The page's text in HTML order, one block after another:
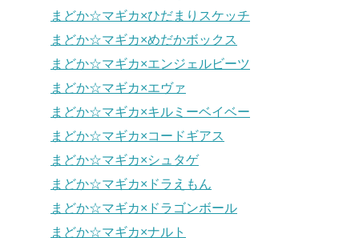
まどか☆マギカ×ひだまりスケッチ
まどか☆マギカ×めだかボックス
まどか☆マギカ×エンジェルビーツ
まどか☆マギカ×エヴァ
まどか☆マギカ×キルミーベイベー
まどか☆マギカ×コードギアス
まどか☆マギカ×シュタゲ
まどか☆マギカ×ドラえもん
まどか☆マギカ×ドラゴンボール
まどか☆マギカ×ナルト